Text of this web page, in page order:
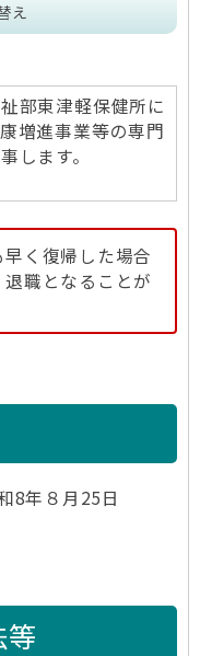
え
部東津軽保健所に
増進事業等の専門
します。
く復帰した場合
職となることが
8年８月25日